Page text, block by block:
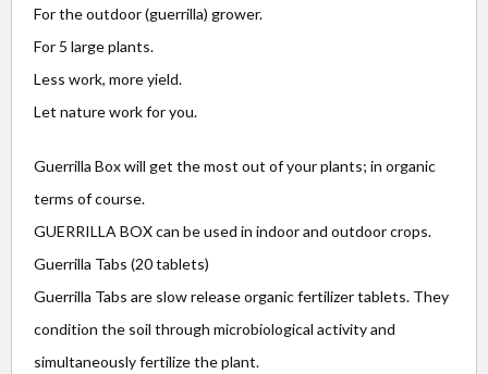
For the outdoor (guerrilla) grower.
For 5 large plants.
Less work, more yield.
Let nature work for you.
Guerrilla Box will get the most out of your plants; in organic
terms of course.
GUERRILLA BOX can be used in indoor and outdoor crops.
Guerrilla Tabs (20 tablets)
Guerrilla Tabs are slow release organic fertilizer tablets. They
condition the soil through microbiological activity and
simultaneously fertilize the plant.